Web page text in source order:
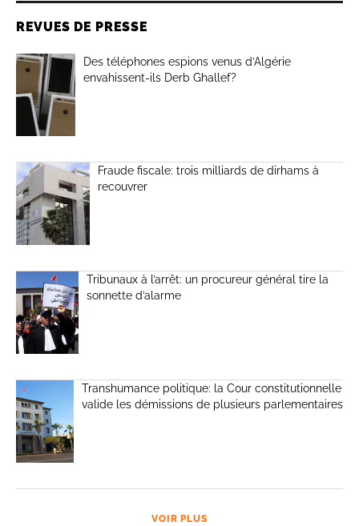
REVUES DE PRESSE
Des téléphones espions venus d’Algérie
envahissent-ils Derb Ghallef?
Fraude fiscale: trois milliards de dirhams à
recouvrer
Tribunaux à l’arrêt: un procureur général tire la
sonnette d’alarme
Transhumance politique: la Cour constitutionnelle
valide les démissions de plusieurs parlementaires
VOIR PLUS